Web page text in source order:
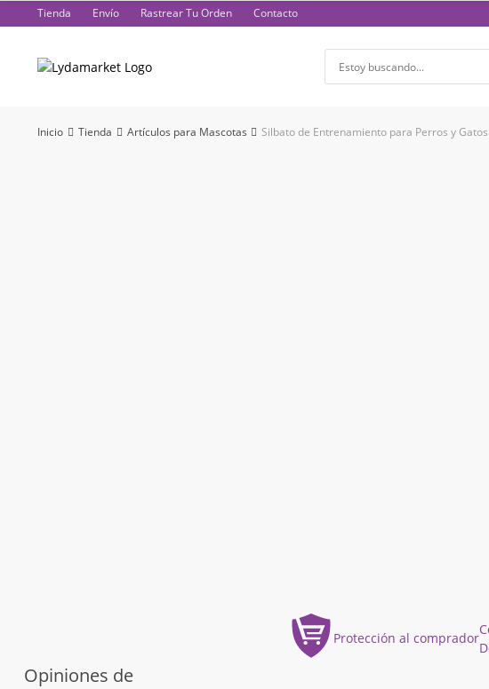
al
Tienda Envío Rastrear Tu Orden Contacto
Inicio Tienda Artículos para Mascotas Silbato de Entrenamiento para Perros y Gatos
Protección al comprador
Opiniones de